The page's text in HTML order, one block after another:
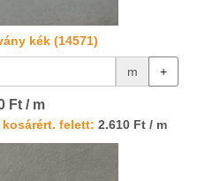
kék (14571)
m +
Ft / m
kosárért. felett: 2.610 Ft / m